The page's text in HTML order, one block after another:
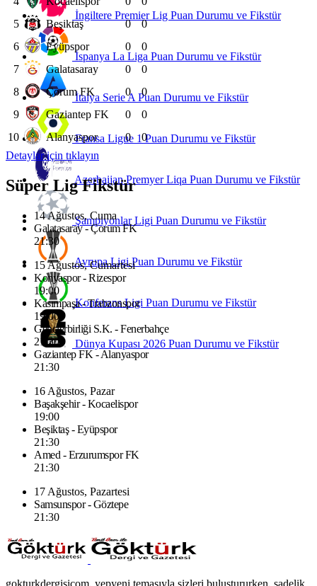
İngiltere Premier Lig Puan Durumu ve Fikstür
İspanya La Liga Puan Durumu ve Fikstür
İtalya Serie A Puan Durumu ve Fikstür
Fransa Ligue 1 Puan Durumu ve Fikstür
Azerbaijan Premyer Liqa Puan Durumu ve Fikstür
Şampiyonlar Ligi Puan Durumu ve Fikstür
Avrupa Ligi Puan Durumu ve Fikstür
Konferans Ligi Puan Durumu ve Fikstür
Dünya Kupası 2026 Puan Durumu ve Fikstür
5
Beşiktaş 0
0
6
Eyüpspor 0
0
7
Galatasaray 0
0
8
Çorum FK 0
0
9
Gaziantep FK 0
0
10
Alanyaspor 0
0
Detaylar için tıklayın
Süper Lig Fikstür
14 Ağustos, Cuma
Galatasaray - Çorum FK
21:30
15 Ağustos, Cumartesi
Konyaspor - Rizespor
19:00
Kasımpaşa - Trabzonspor
19:00
Gençlerbirliği S.K. - Fenerbahçe
21:30
Gaziantep FK - Alanyaspor
21:30
16 Ağustos, Pazar
Başakşehir - Kocaelispor
19:00
Beşiktaş - Eyüpspor
21:30
Amed - Erzurumspor FK
21:30
17 Ağustos, Pazartesi
Samsunspor - Göztepe
21:30